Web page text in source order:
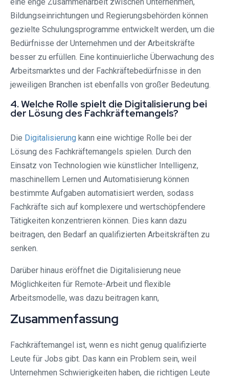
Bildungseinrichtungen und Regierungsbehörden können
gezielte Schulungsprogramme entwickelt werden, um die
Bedürfnisse der Unternehmen und der Arbeitskräfte
besser zu erfüllen. Eine kontinuierliche Überwachung des
Arbeitsmarktes und der Fachkräftebedürfnisse in den
jeweiligen Branchen ist ebenfalls von großer Bedeutung.
4. Welche Rolle spielt die Digitalisierung bei
der Lösung des Fachkräftemangels?
Die Digitalisierung kann eine wichtige Rolle bei der
Lösung des Fachkräftemangels spielen. Durch den
Einsatz von Technologien wie künstlicher Intelligenz,
maschinellem Lernen und Automatisierung können
bestimmte Aufgaben automatisiert werden, sodass
Fachkräfte sich auf komplexere und wertschöpfendere
Tätigkeiten konzentrieren können. Dies kann dazu
beitragen, den Bedarf an qualifizierten Arbeitskräften zu
senken.
Darüber hinaus eröffnet die Digitalisierung neue
Möglichkeiten für Remote-Arbeit und flexible
Arbeitsmodelle, was dazu beitragen kann,
Zusammenfassung
Fachkräftemangel ist, wenn es nicht genug qualifizierte
Leute für Jobs gibt. Das kann ein Problem sein, weil
Unternehmen Schwierigkeiten haben, die richtigen Leute